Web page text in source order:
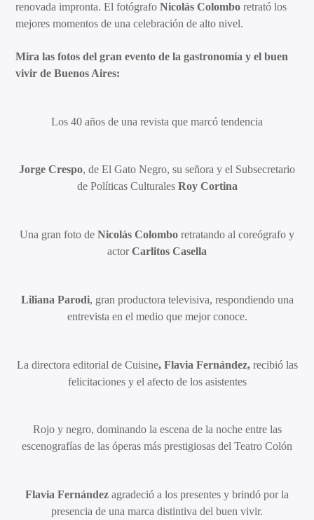
renovada impronta. El fotógrafoNicolás Colombo retrató los
mejores momentos de una celebración de alto nivel.
Mira las fotos del gran evento de la gastronomía y el buen
vivir de Buenos Aires:
Los 40 años de una revista que marcó tendencia
Jorge Crespo, de El Gato Negro, su señora y el Subsecretario
de Políticas Culturales Roy Cortina
Una gran foto de Nicolás Colombo retratando al coreógrafo y
actorCarlitos Casella
Liliana Parodi, gran productora televisiva, respondiendo una
entrevista en el medio que mejor conoce.
La directora editorial de Cuisine, Flavia Fernández,recibió las
felicitaciones y el afecto de los asistentes
Rojo y negro, dominando la escena de la noche entre las
escenografías de las óperas más prestigiosas del Teatro Colón
Flavia Fernández agradeció a los presentes y brindó por la
presencia de una marca distintiva del buen vivir.